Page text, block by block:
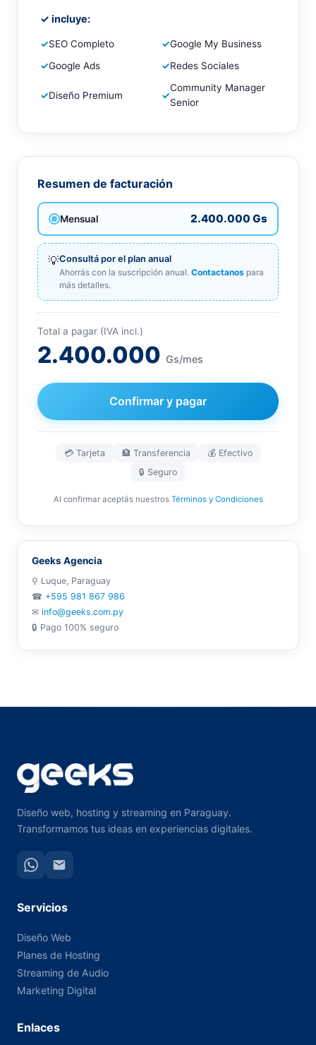
✓ incluye:
✓SEO Completo ✓Google My Business
✓Google Ads ✓Redes Sociales
✓Diseño Premium ✓
Community Manager
Senior
Resumen de facturación
Mensual 2.400.000 Gs
💡Consultá por el plan anual
Ahorrás con la suscripción anual. Contactanos para
más detalles.
Total a pagar (IVA incl.)
2.400.000 Gs/mes
Confirmar y pagar
💳 Tarjeta 🏦 Transferencia
💰 Efectivo
🔒 Seguro
Al confirmar aceptás nuestros Términos y Condiciones
Geeks Agencia
⚲ Luque, Paraguay
☎ +595 981 867 986
✉ info@geeks.com.py
🔒 Pago 100% seguro
Diseño web, hosting y streaming en Paraguay.
Transformamos tus ideas en experiencias digitales.
Servicios
Diseño Web
Planes de Hosting
Streaming de Audio
Marketing Digital
Enlaces